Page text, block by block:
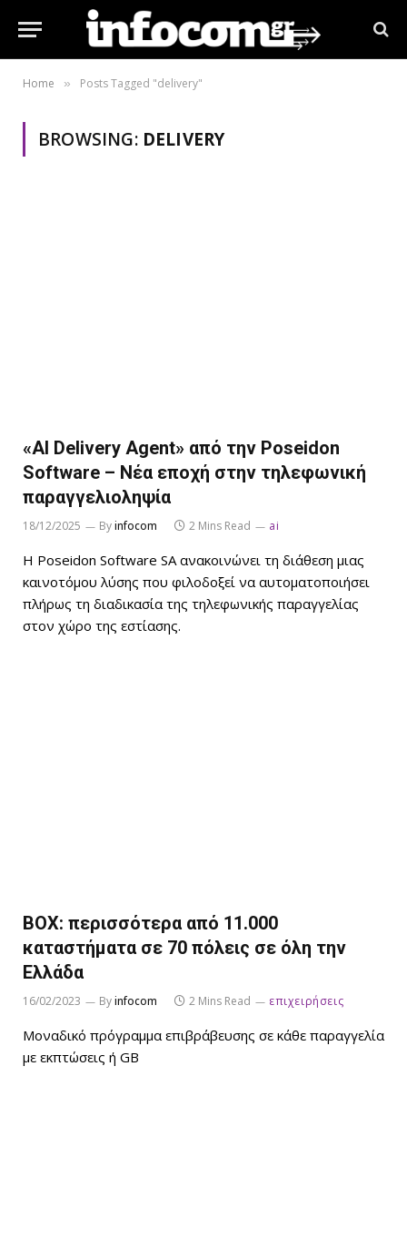
Home » Posts Tagged "delivery"
BROWSING: DELIVERY
«AI Delivery Agent» από την Poseidon
Software – Νέα εποχή στην τηλεφωνική
παραγγελιοληψία
18/12/2025 Byinfocom 2 Mins Read ai
Η Poseidon Software SA ανακοινώνει τη διάθεση μιας
καινοτόμου λύσης που φιλοδοξεί να αυτοματοποιήσει
πλήρως τη διαδικασία της τηλεφωνικής παραγγελίας
στον χώρο της εστίασης.
BOX: περισσότερα από 11.000
καταστήματα σε 70 πόλεις σε όλη την
Ελλάδα
16/02/2023 Byinfocom 2 Mins Read επιχειρήσεις
Μοναδικό πρόγραμμα επιβράβευσης σε κάθε παραγγελία
με εκπτώσεις ή GB